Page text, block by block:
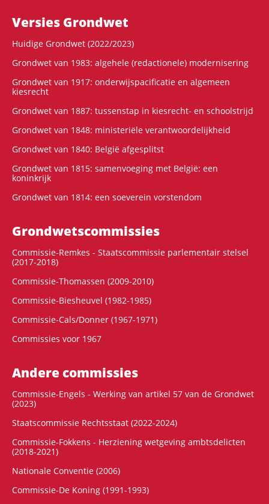
Versies Grondwet
Huidige Grondwet (2022/2023)
Grondwet van 1983: algehele (redactionele) modernisering
Grondwet van 1917: onderwijspacificatie en algemeen
kiesrecht
Grondwet van 1887: tussenstap in kiesrecht- en schoolstrijd
Grondwet van 1848: ministeriële verantwoordelijkheid
Grondwet van 1840: België afgesplitst
Grondwet van 1815: samenvoeging met België: een
koninkrijk
Grondwet van 1814: een soeverein vorstendom
Grondwets­commissies
Commissie-Remkes - Staatscommissie parlementair stelsel
(2017-2018)
Commissie-Thomassen (2009-2010)
Commissie-Biesheuvel (1982-1985)
Commissie-Cals/Donner (1967-1971)
Commissies voor 1967
Andere commissies
Commissie-Engels - Werking van artikel 57 van de Grondwet
(2023)
Staatscommissie Rechtsstaat (2022-2024)
Commissie-Fokkens - Herziening wetgeving ambtsdelicten
(2018-2021)
Nationale Conventie (2006)
Commissie-De Koning (1991-1993)